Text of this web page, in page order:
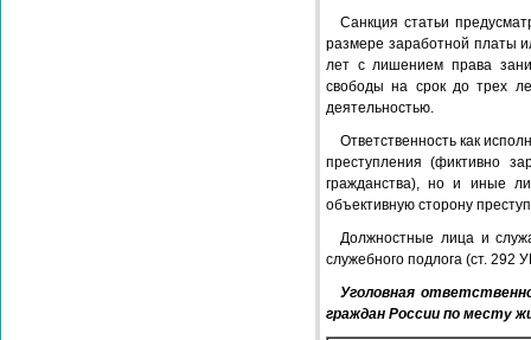
Санкция статьи
размере заработной платы
лет с лишением права
свободы на срок до трех
деятельностью.
Ответственность как
преступления (фиктивно
гражданства), но и иные
объективную сторону
Должностные лица и
служебного подлога (ст. 292
Уголовная
граждан России по месту